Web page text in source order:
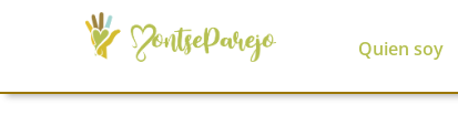
Quien soy